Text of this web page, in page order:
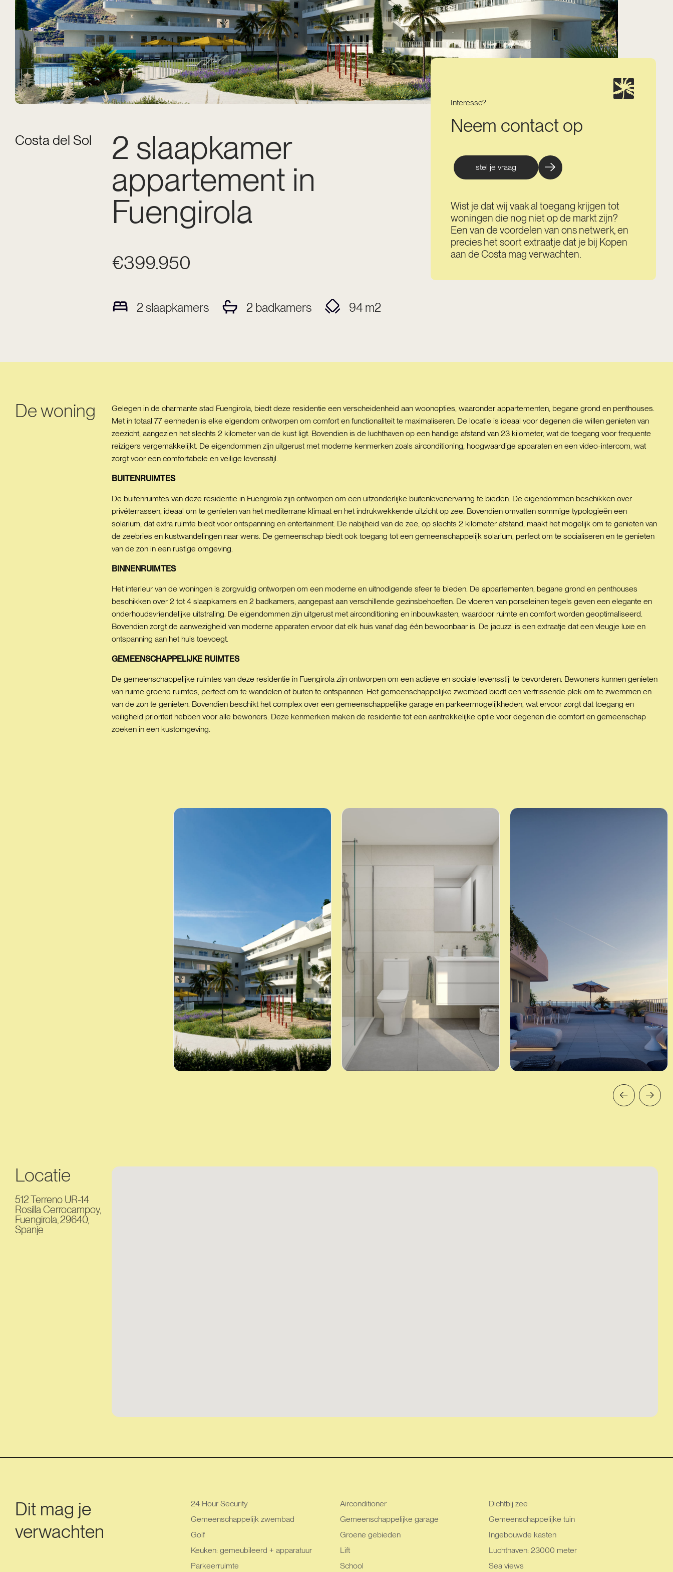
Costa del Sol
2 slaapkamer
appartement in
Fuengirola
€399.950
2 slaapkamers 2 badkamers 94m2
Interesse?
Neem contact op
stel je vraag
Wist je dat wij vaak al toegang krijgen tot
woningen die nog niet op de markt zijn?
Een van de voordelen van ons netwerk, en
precies het soort extraatje dat je bij Kopen
aan de Costa mag verwachten.
De woning
Gelegen in de charmante stad Fuengirola, biedt deze residentie een verscheidenheid aan woonopties, waaronder appartementen, begane grond en penthouses.
Met in totaal 77 eenheden is elke eigendom ontworpen om comfort en functionaliteit te maximaliseren. De locatie is ideaal voor degenen die willen genieten van
zeezicht, aangezien het slechts 2 kilometer van de kust ligt. Bovendien is de luchthaven op een handige afstand van 23 kilometer, wat de toegang voor frequente
reizigers vergemakkelijkt. De eigendommen zijn uitgerust met moderne kenmerken zoals airconditioning, hoogwaardige apparaten en een video-intercom, wat
zorgt voor een comfortabele en veilige levensstijl.
BUITENRUIMTES
De buitenruimtes van deze residentie in Fuengirola zijn ontworpen om een uitzonderlijke buitenlevenervaring te bieden. De eigendommen beschikken over
privéterrassen, ideaal om te genieten van het mediterrane klimaat en het indrukwekkende uitzicht op zee. Bovendien omvatten sommige typologieën een
solarium, dat extra ruimte biedt voor ontspanning en entertainment. De nabijheid van de zee, op slechts 2 kilometer afstand, maakt het mogelijk om te genieten van
de zeebries en kustwandelingen naar wens. De gemeenschap biedt ook toegang tot een gemeenschappelijk solarium, perfect om te socialiseren en te genieten
van de zon in een rustige omgeving.
BINNENRUIMTES
Het interieur van de woningen is zorgvuldig ontworpen om een moderne en uitnodigende sfeer te bieden. De appartementen, begane grond en penthouses
beschikken over 2 tot 4 slaapkamers en 2 badkamers, aangepast aan verschillende gezinsbehoeften. De vloeren van porseleinen tegels geven een elegante en
onderhoudsvriendelijke uitstraling. De eigendommen zijn uitgerust met airconditioning en inbouwkasten, waardoor ruimte en comfort worden geoptimaliseerd.
Bovendien zorgt de aanwezigheid van moderne apparaten ervoor dat elk huis vanaf dag één bewoonbaar is. De jacuzzi is een extraatje dat een vleugje luxe en
ontspanning aan het huis toevoegt.
GEMEENSCHAPPELIJKE RUIMTES
De gemeenschappelijke ruimtes van deze residentie in Fuengirola zijn ontworpen om een actieve en sociale levensstijl te bevorderen. Bewoners kunnen genieten
van ruime groene ruimtes, perfect om te wandelen of buiten te ontspannen. Het gemeenschappelijke zwembad biedt een verfrissende plek om te zwemmen en
van de zon te genieten. Bovendien beschikt het complex over een gemeenschappelijke garage en parkeermogelijkheden, wat ervoor zorgt dat toegang en
veiligheid prioriteit hebben voor alle bewoners. Deze kenmerken maken de residentie tot een aantrekkelijke optie voor degenen die comfort en gemeenschap
zoeken in een kustomgeving.
Locatie
512 Terreno UR-14
Rosilla Cerrocampoy,
Fuengirola, 29640,
Spanje
Dit mag je
verwachten
24 Hour Security Airconditioner
Dichtbij zee
Gemeenschappelijk zwembad
Gemeenschappelijke garage
Gemeenschappelijke tuin
Golf
Groene gebieden
Ingebouwde kasten
Keuken: gemeubileerd + apparatuur
Lift
Luchthaven: 23000 meter
Parkeerruimte
School Sea views